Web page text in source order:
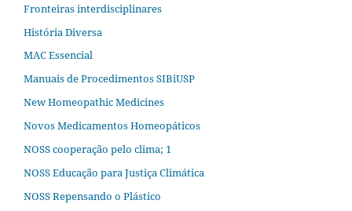
Fronteiras interdisciplinares
História Diversa
MAC Essencial
Manuais de Procedimentos SIBiUSP
New Homeopathic Medicines
Novos Medicamentos Homeopáticos
NOSS cooperação pelo clima; 1
NOSS Educação para Justiça Climática
NOSS Repensando o Plástico